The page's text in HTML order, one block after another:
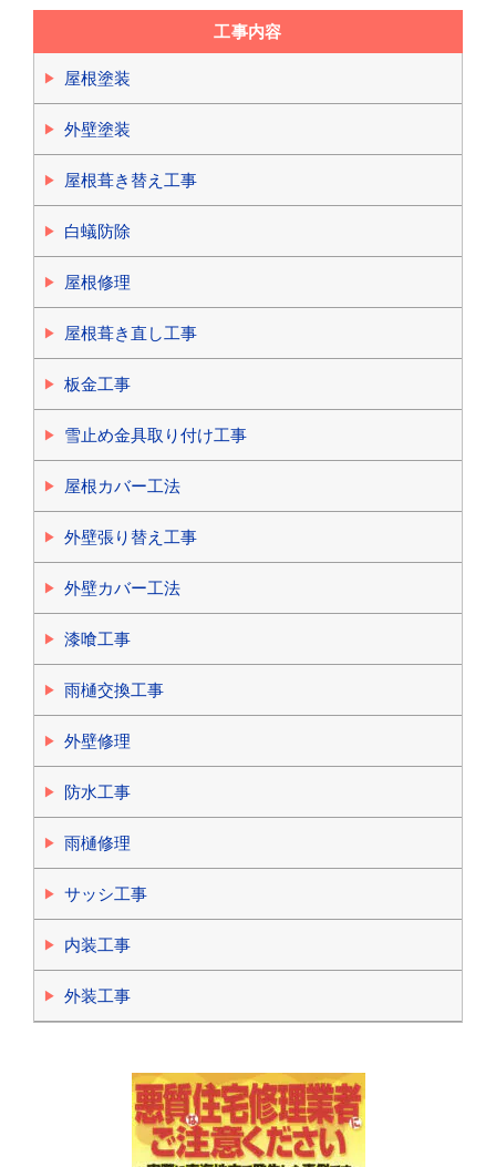
工事内容
屋根塗装
外壁塗装
屋根葺き替え工事
白蟻防除
屋根修理
屋根葺き直し工事
板金工事
雪止め金具取り付け工事
屋根カバー工法
外壁張り替え工事
外壁カバー工法
漆喰工事
雨樋交換工事
外壁修理
防水工事
雨樋修理
サッシ工事
内装工事
外装工事